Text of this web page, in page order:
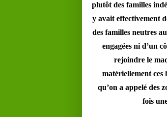
plutôt des familles
y avait effectivement
des familles neutres
engagées ni d’un
rejoindre le
matériellement ces
qu’on a appelé des
fois